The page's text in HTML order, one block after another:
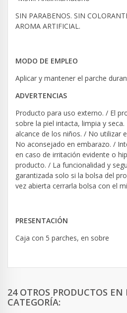
SIN PARABENOS. SIN
AROMA ARTIFICIAL.
MODO DE EMPLEO
Aplicar y mantener el parche
ADVERTENCIAS
Producto para uso externo. / El
sobre la piel intacta, limpia y
alcance de los niños. / No utilizar
No aconsejado en embarazo. /
en caso de irritación evidente o
producto. / La funcionalidad y
garantizada solo si la bolsa del
vez abierta cerrarla bolsa con el
PRESENTACIÓN
Caja con 5 parches, en sobre
24 OTROS PRODUCTOS
CATEGORÍA: